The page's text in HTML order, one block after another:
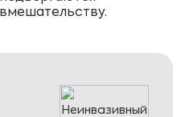
вмешательству.